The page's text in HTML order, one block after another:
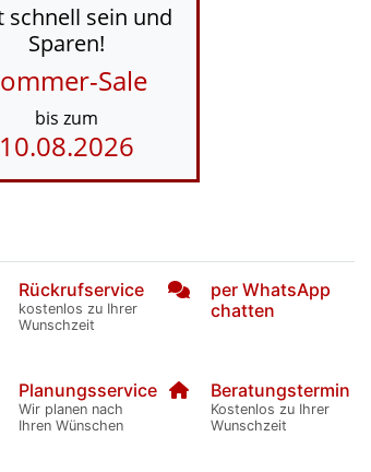
schnell sein und
Sparen!
Sale
bis zum
10.08.2026
Rückrufservice
kostenlos zu Ihrer
Wunschzeit
per WhatsApp
chatten
Planungsservice
Wir planen nach
Ihren Wünschen
Beratungstermin
Kostenlos zu Ihrer
Wunschzeit